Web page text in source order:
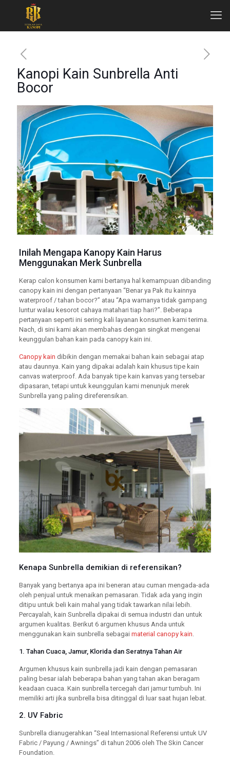
Kanopi Kain Sunbrella Anti
Bocor
Inilah Mengapa Kanopy Kain Harus
Menggunakan Merk Sunbrella
Kerap calon konsumen kami bertanya hal kemampuan dibanding
canopy kain ini dengan pertanyaan “Benar ya Pak itu kainnya
waterproof / tahan bocor?” atau “Apa warnanya tidak gampang
luntur walau kesorot cahaya matahari tiap hari?”. Beberapa
pertanyaan seperti ini sering kali layanan konsumen kami terima.
Nach, di sini kami akan membahas dengan singkat mengenai
keunggulan bahan kain pada canopy kain ini.
Canopy kain dibikin dengan memakai bahan kain sebagai atap
atau daunnya. Kain yang dipakai adalah kain khusus tipe kain
canvas waterproof. Ada banyak tipe kain kanvas yang tersebar
dipasaran, tetapi untuk keunggulan kami menunjuk merek
Sunbrella yang paling direferensikan.
Kenapa Sunbrella demikian di referensikan?
Banyak yang bertanya apa ini beneran atau cuman mengada-ada
oleh penjual untuk menaikan pemasaran. Tidak ada yang ingin
ditipu untuk beli kain mahal yang tidak tawarkan nilai lebih.
Percayalah, kain Sunbrella dipakai di semua industri dan untuk
argumen kualitas. Berikut 6 argumen khusus Anda untuk
menggunakan kain sunbrella sebagai material canopy kain
1. Tahan Cuaca, Jamur, Klorida dan Seratnya Tahan Air
Argumen khusus kain sunbrella jadi kain dengan pemasaran
paling besar ialah beberapa bahan yang tahan akan beragam
keadaan cuaca. Kain sunbrella tercegah dari jamur tumbuh. Ini
memiliki arti jika sunbrella bisa ditinggal di luar saat hujan lebat.
2. UV Fabric
Sunbrella dianugerahkan “Seal Internasional Referensi untuk UV
Fabric / Payung / Awnings” di tahun 2006 oleh The Skin Cancer
Foundation.